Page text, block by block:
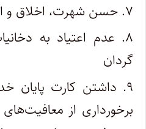
۷. حسن شهرت، اخلاق و امانت داری
۸. عدم اعتیاد به
گردان
۹. داشتن کارت پایان
برخورداری از